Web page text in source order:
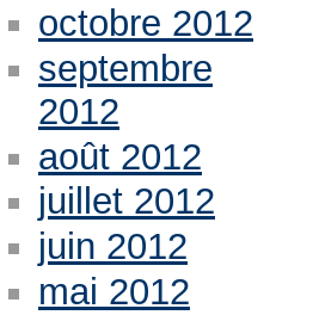
octobre 2012
septembre
2012
août 2012
juillet 2012
juin 2012
mai 2012